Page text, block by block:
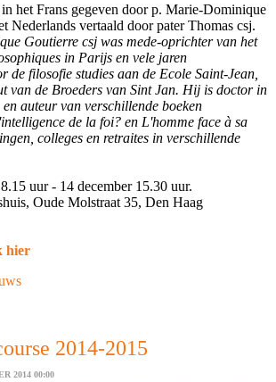
het Frans gegeven door p. Marie-Dominique
Nederlands vertaald door pater Thomas csj.
Goutierre csj was mede-oprichter van het
in Parijs en vele jaren
de filosofie studies aan de Ecole Saint-Jean,
van de Broeders van Sint Jan. Hij is doctor in
auteur van verschillende boeken
de la foi? en L'homme face à sa
colleges en retraites in verschillende
uur - 14 december 15.30 uur.
Oude Molstraat 35, Den Haag
hier
2014-2015
2014 00:00